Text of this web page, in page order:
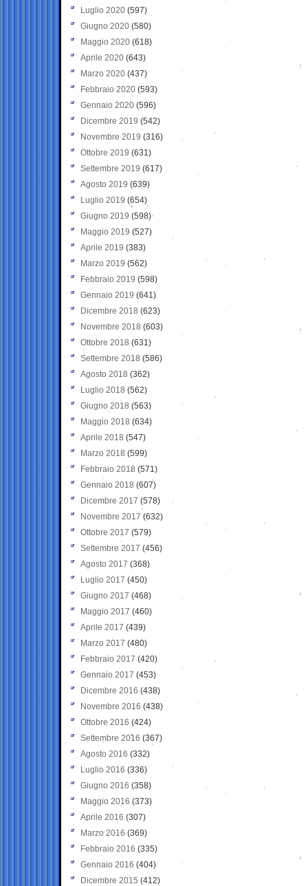
Luglio 2020 (597)
Giugno 2020 (580)
Maggio 2020 (618)
Aprile 2020 (643)
Marzo 2020 (437)
Febbraio 2020 (593)
Gennaio 2020 (596)
Dicembre 2019 (542)
Novembre 2019 (316)
Ottobre 2019 (631)
Settembre 2019 (617)
Agosto 2019 (639)
Luglio 2019 (654)
Giugno 2019 (598)
Maggio 2019 (527)
Aprile 2019 (383)
Marzo 2019 (562)
Febbraio 2019 (598)
Gennaio 2019 (641)
Dicembre 2018 (623)
Novembre 2018 (603)
Ottobre 2018 (631)
Settembre 2018 (586)
Agosto 2018 (362)
Luglio 2018 (562)
Giugno 2018 (563)
Maggio 2018 (634)
Aprile 2018 (547)
Marzo 2018 (599)
Febbraio 2018 (571)
Gennaio 2018 (607)
Dicembre 2017 (578)
Novembre 2017 (632)
Ottobre 2017 (579)
Settembre 2017 (456)
Agosto 2017 (368)
Luglio 2017 (450)
Giugno 2017 (468)
Maggio 2017 (460)
Aprile 2017 (439)
Marzo 2017 (480)
Febbraio 2017 (420)
Gennaio 2017 (453)
Dicembre 2016 (438)
Novembre 2016 (438)
Ottobre 2016 (424)
Settembre 2016 (367)
Agosto 2016 (332)
Luglio 2016 (336)
Giugno 2016 (358)
Maggio 2016 (373)
Aprile 2016 (307)
Marzo 2016 (369)
Febbraio 2016 (335)
Gennaio 2016 (404)
Dicembre 2015 (412)